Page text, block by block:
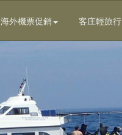
海外機票促銷 客庄輕旅行